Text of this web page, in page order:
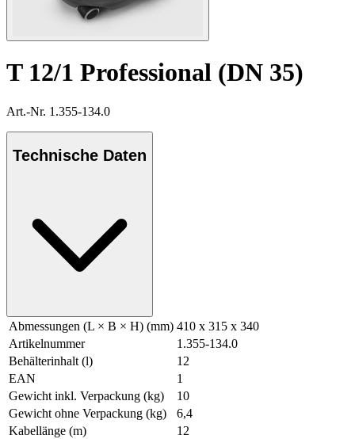
T 12/1 Professional (DN 35)
Art.-Nr. 1.355-134.0
Technische Daten
Abmessungen (L × B × H) (mm) 410 x 315 x 340
Artikelnummer
1.355-134.0
Behälterinhalt (l)
12
EAN
1
Gewicht inkl. Verpackung (kg)
10
Gewicht ohne Verpackung (kg)
6,4
Kabellänge (m)
12